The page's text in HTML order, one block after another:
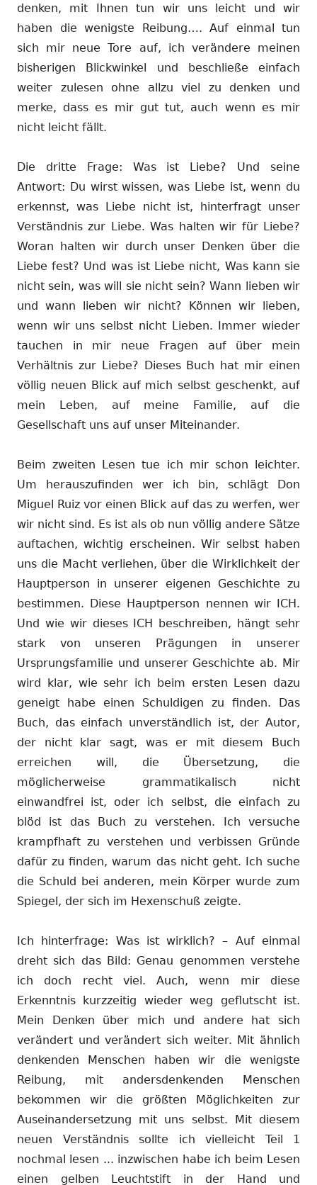
denken, mit Ihnen tun wir uns leicht und wir
haben die wenigste Reibung…. Auf einmal tun
sich mir neue Tore auf, ich verändere meinen
bisherigen Blickwinkel und beschließe einfach
weiter zulesen ohne allzu viel zu denken und
merke, dass es mir gut tut, auch wenn es mir
nicht leicht fällt.
Die dritte Frage: Was ist Liebe? Und seine
Antwort: Du wirst wissen, was Liebe ist, wenn du
erkennst, was Liebe nicht ist, hinterfragt unser
Verständnis zur Liebe. Was halten wir für Liebe?
Woran halten wir durch unser Denken über die
Liebe fest? Und was ist Liebe nicht, Was kann sie
nicht sein, was will sie nicht sein? Wann lieben wir
und wann lieben wir nicht? Können wir lieben,
wenn wir uns selbst nicht Lieben. Immer wieder
tauchen in mir neue Fragen auf über mein
Verhältnis zur Liebe? Dieses Buch hat mir einen
völlig neuen Blick auf mich selbst geschenkt, auf
mein Leben, auf meine Familie, auf die
Gesellschaft uns auf unser Miteinander.
Beim zweiten Lesen tue ich mir schon leichter.
Um herauszufinden wer ich bin, schlägt Don
Miguel Ruiz vor einen Blick auf das zu werfen, wer
wir nicht sind. Es ist als ob nun völlig andere Sätze
auftachen, wichtig erscheinen. Wir selbst haben
uns die Macht verliehen, über die Wirklichkeit der
Hauptperson in unserer eigenen Geschichte zu
bestimmen. Diese Hauptperson nennen wir ICH.
Und wie wir dieses ICH beschreiben, hängt sehr
stark von unseren Prägungen in unserer
Ursprungsfamilie und unserer Geschichte ab. Mir
wird klar, wie sehr ich beim ersten Lesen dazu
geneigt habe einen Schuldigen zu finden. Das
Buch, das einfach unverständlich ist, der Autor,
der nicht klar sagt, was er mit diesem Buch
erreichen will, die Übersetzung, die
möglicherweise grammatikalisch nicht
einwandfrei ist, oder ich selbst, die einfach zu
blöd ist das Buch zu verstehen. Ich versuche
krampfhaft zu verstehen und verbissen Gründe
dafür zu finden, warum das nicht geht. Ich suche
die Schuld bei anderen, mein Körper wurde zum
Spiegel, der sich im Hexenschuß zeigte.
Ich hinterfrage: Was ist wirklich? – Auf einmal
dreht sich das Bild: Genau genommen verstehe
ich doch recht viel. Auch, wenn mir diese
Erkenntnis kurzzeitig wieder weg geflutscht ist.
Mein Denken über mich und andere hat sich
verändert und verändert sich weiter. Mit ähnlich
denkenden Menschen haben wir die wenigste
Reibung, mit andersdenkenden Menschen
bekommen wir die größten Möglichkeiten zur
Auseinandersetzung mit uns selbst. Mit diesem
neuen Verständnis sollte ich vielleicht Teil 1
nochmal lesen ... inzwischen habe ich beim Lesen
einen gelben Leuchtstift in der Hand und